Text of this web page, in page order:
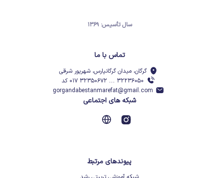
سال تأسیس: ۱۳۶۹
تماس با ما
گرگان، میدان گرگانپارس، شهریور شرقی
۳۲۲۳۶۰۵۰ ... ۳۲۳۵۰۶۷۲ ۰۱۷ کد
gorgandabestanmarefat@gmail.com
شبکه های اجتماعی
پیوندهای مرتبط